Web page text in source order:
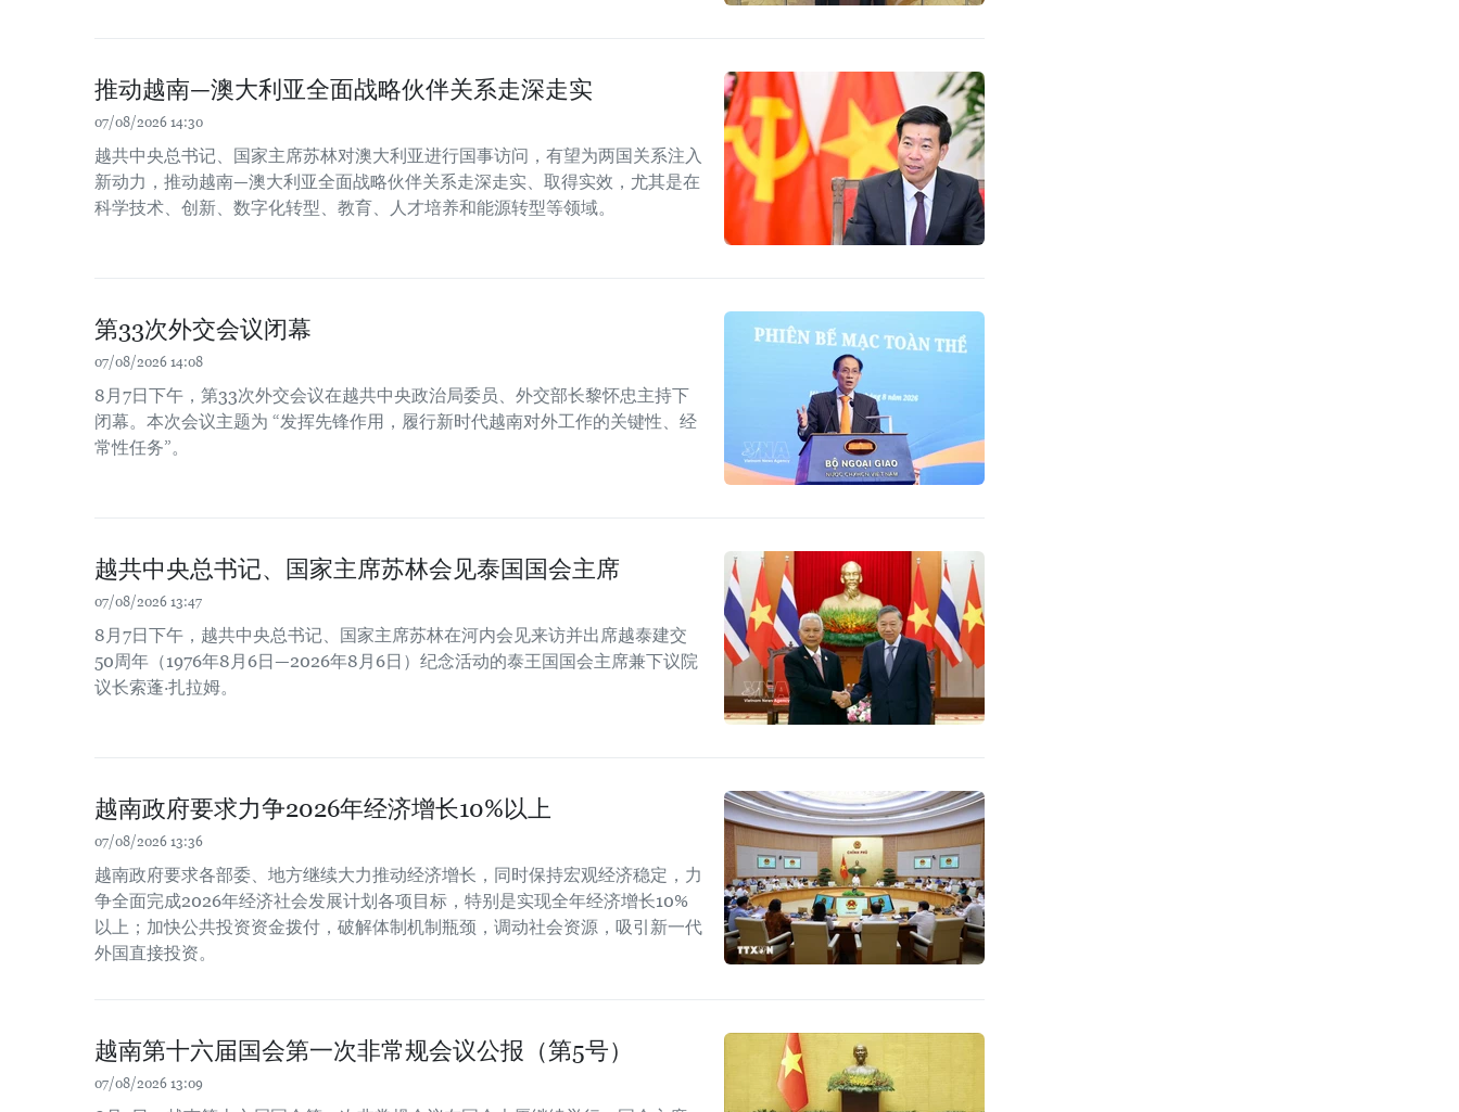
推动越南—澳大利亚全面战略伙伴关系走深走实
07/08/2026 14:30
越共中央总书记、国家主席苏林对澳大利亚进行国事访问，有望为两国关系注入
新动力，推动越南—澳大利亚全面战略伙伴关系走深走实、取得实效，尤其是在
科学技术、创新、数字化转型、教育、人才培养和能源转型等领域。
第33次外交会议闭幕
07/08/2026 14:08
8月7日下午，第33次外交会议在越共中央政治局委员、外交部长黎怀忠主持下
闭幕。本次会议主题为 “发挥先锋作用，履行新时代越南对外工作的关键性、经
常性任务”。
越共中央总书记、国家主席苏林会见泰国国会主席
07/08/2026 13:47
8月7日下午，越共中央总书记、国家主席苏林在河内会见来访并出席越泰建交
50周年（1976年8月6日—2026年8月6日）纪念活动的泰王国国会主席兼下议院
议长索蓬·扎拉姆。
越南政府要求力争2026年经济增长10%以上
07/08/2026 13:36
越南政府要求各部委、地方继续大力推动经济增长，同时保持宏观经济稳定，力
争全面完成2026年经济社会发展计划各项目标，特别是实现全年经济增长10%
以上；加快公共投资资金拨付，破解体制机制瓶颈，调动社会资源，吸引新一代
外国直接投资。
越南第十六届国会第一次非常规会议公报（第5号）
07/08/2026 13:09